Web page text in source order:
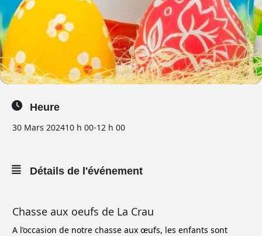
Heure
30 Mars 202410 h 00-12 h 00
Détails de l'événement
Chasse aux oeufs de La Crau
A l’occasion de notre chasse aux œufs, les enfants sont